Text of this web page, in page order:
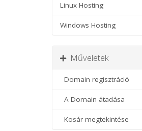
Linux Hosting
Windows Hosting
Műveletek
Domain regisztráció
A Domain átadása
Kosár megtekintése